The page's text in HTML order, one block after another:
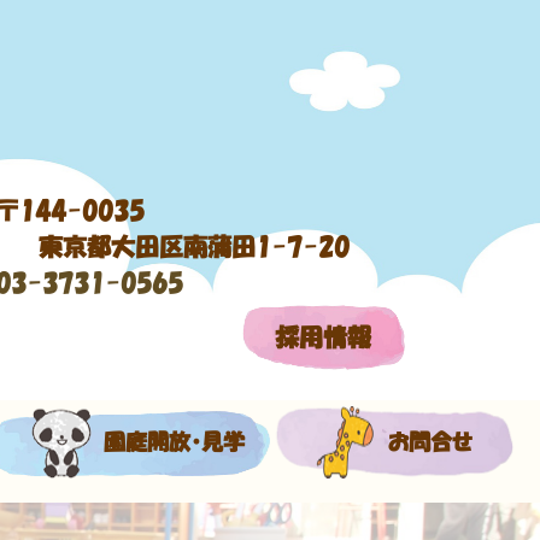
144-0035
東京都大田区南蒲田1-7-20
3731-0565
採用情報
園庭開放・見学 お問合せ